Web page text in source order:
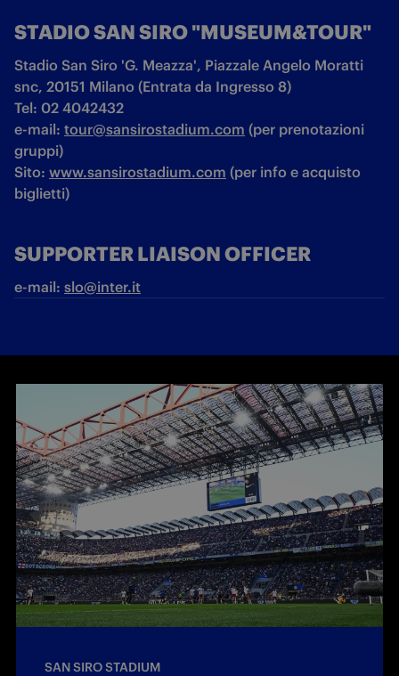
STADIO SAN SIRO "MUSEUM&TOUR"
Stadio San Siro 'G. Meazza', Piazzale Angelo Moratti
snc, 20151 Milano (Entrata da Ingresso 8)
Tel: 02 4042432
e-mail: tour@sansirostadium.com (per prenotazioni
gruppi)
Sito: www.sansirostadium.com (per info e acquisto
biglietti)
SUPPORTER LIAISON OFFICER
e-mail: slo@inter.it
SAN SIRO STADIUM